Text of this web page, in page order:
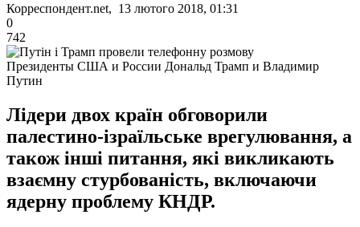
Корреспондент.net, 13 лютого 2018, 01:31
0
742
Президенты США и России Дональд Трамп и Владимир
Путин
Лідери двох країн обговорили
палестино-ізраїльське врегулювання, а
також інші питання, які викликають
взаємну стурбованість, включаючи
ядерну проблему КНДР.